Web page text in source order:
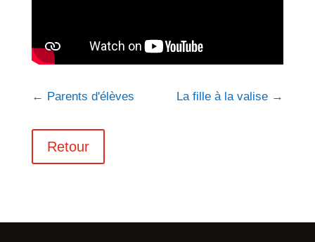
← Parents d'élèves La fille à la valise →
Retour